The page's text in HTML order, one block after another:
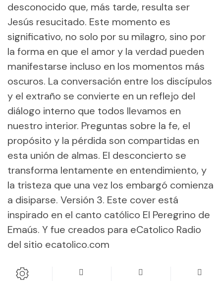
desconocido que, más tarde, resulta ser
Jesús resucitado. Este momento es
significativo, no solo por su milagro, sino por
la forma en que el amor y la verdad pueden
manifestarse incluso en los momentos más
oscuros. La conversación entre los discípulos
y el extraño se convierte en un reflejo del
diálogo interno que todos llevamos en
nuestro interior. Preguntas sobre la fe, el
propósito y la pérdida son compartidas en
esta unión de almas. El desconcierto se
transforma lentamente en entendimiento, y
la tristeza que una vez los embargó comienza
a disiparse. Versión 3. Este cover está
inspirado en el canto católico El Peregrino de
Emaús. Y fue creados para eCatolico Radio
del sitio ecatolico.com